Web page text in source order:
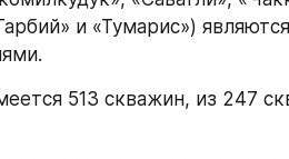
и «Тумарис») являются
513 скважин, из 247